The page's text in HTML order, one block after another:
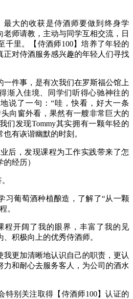
最大的收获是侍酒师要做到终身学
老师请教，主动与同学互相交流，日
千里。【侍酒师100】培养了年轻的
正对侍酒服务感兴趣的年轻人们寻找
一件事，是有次我们在罗斯福公馆上
渐入佳境、同学们听得心驰神往的
说了一句：“哇，快看，好大一条
向窗外看，果然有一艘非常巨大的
们发现Tommy其实拥有一颗年轻的
有诙谐幽默的时刻。
后，发现课程为工作实践带来了怎
经历）
葡萄酒种植酿造，了解了“从一颗
。
程开阔了我的眼界，丰富了我的见
积极向上的优秀侍酒师。
更加清晰地认识自己的职责，更认
力和耐心去服务客人，为公司的酒水
别关注取得【侍酒师100】认证的